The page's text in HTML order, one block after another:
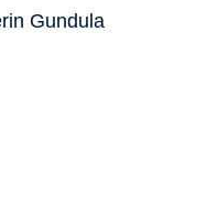
Gundula